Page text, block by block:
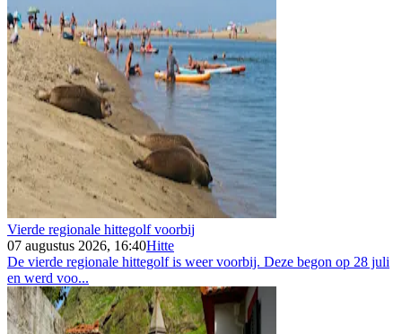
Vierde regionale hittegolf voorbij
07 augustus 2026, 16:40Hitte
De vierde regionale hittegolf is weer voorbij. Deze begon op 28 juli
en werd voo...